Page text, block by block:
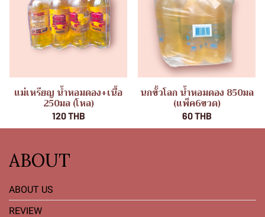
แม่เหรียญ น้ำหอมดอง+เนื้อ
250มล (โหล)
120 THB
นกขั้วโลก น้ำหอมดอง 850มล
(แพ็ค6ขวด)
60 THB
ABOUT
ABOUT US
REVIEW